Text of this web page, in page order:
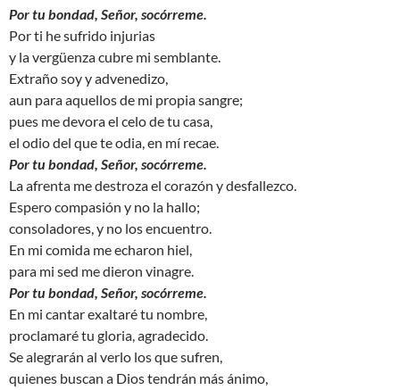
Por tu bondad, Señor, socórreme.
Por ti he sufrido injurias
y la vergüenza cubre mi semblante.
Extraño soy y advenedizo,
aun para aquellos de mi propia sangre;
pues me devora el celo de tu casa,
el odio del que te odia, en mí recae.
Por tu bondad, Señor, socórreme.
La afrenta me destroza el corazón y desfallezco.
Espero compasión y no la hallo;
consoladores, y no los encuentro.
En mi comida me echaron hiel,
para mi sed me dieron vinagre.
Por tu bondad, Señor, socórreme.
En mi cantar exaltaré tu nombre,
proclamaré tu gloria, agradecido.
Se alegrarán al verlo los que sufren,
quienes buscan a Dios tendrán más ánimo,